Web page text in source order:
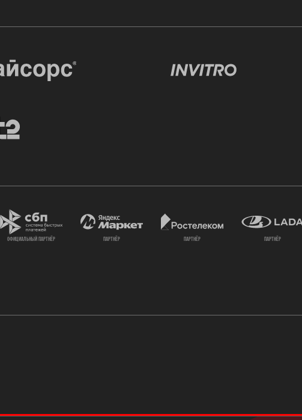
официальный партнёр партнёр партнёр партнёр